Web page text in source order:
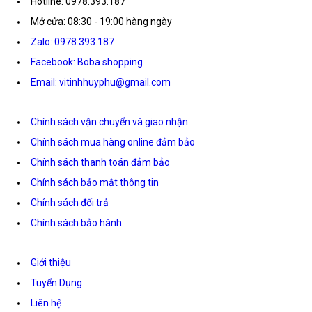
Mở cửa: 08:30 - 19:00 hàng ngày
Zalo: 0978.393.187
Facebook: Boba shopping
Email: vitinhhuyphu@gmail.com
Chính sách vận chuyển và giao nhận
Chính sách mua hàng online đảm bảo
Chính sách thanh toán đảm bảo
Chính sách bảo mật thông tin
Chính sách đổi trả
Chính sách bảo hành
Giới thiệu
Tuyển Dụng
Liên hệ